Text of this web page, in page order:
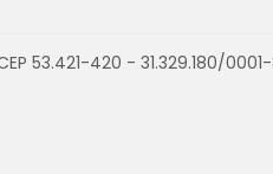
53.421-420 - 31.329.180/